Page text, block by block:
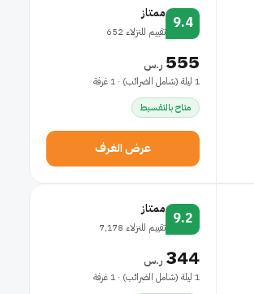
9.4
ممتاز
تقييم للنزلاء 652
555 ر.س
1 ليلة (شامل الضرائب) · 1 غرفة
متاح بالتقسيط
عرض الغرف
9.2
ممتاز
تقييم للنزلاء 7,178
344 ر.س
1 ليلة (شامل الضرائب) · 1 غرفة